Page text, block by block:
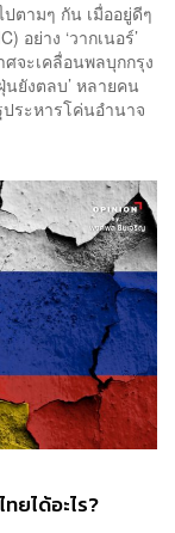
ตามๆ กัน เมื่ออยู่ดีๆ
อย่าง ‘วากเนอร์’
จะเคลื่อนพลบุกกรุง
ยังตลบ’ หลายคน
ระหารโค่นอำนาจ
ยได้อะไร?